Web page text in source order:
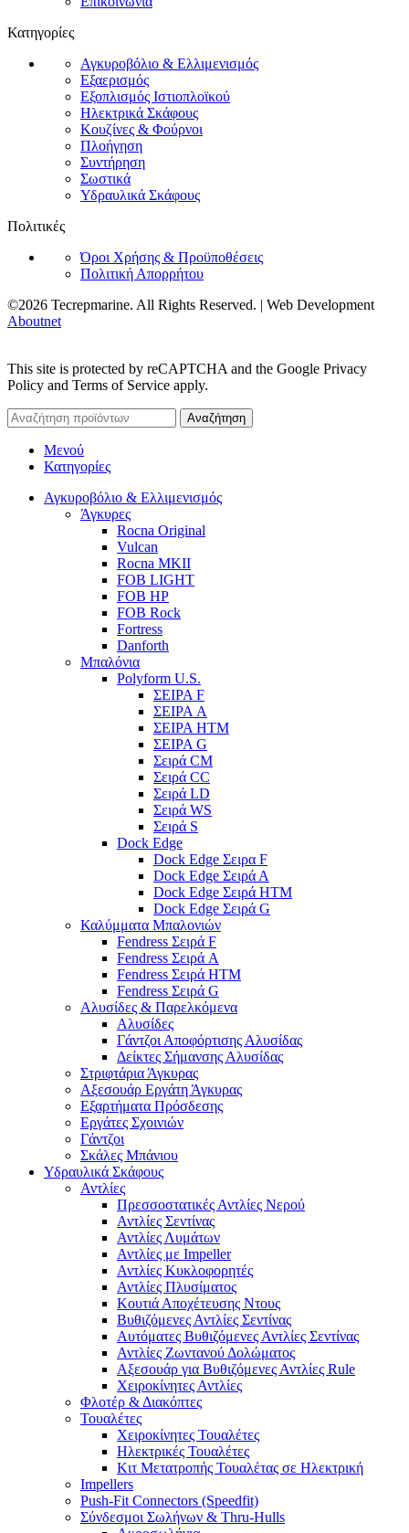
Κατηγορίες
Αγκυροβόλιο & Ελλιμενισμός
Εξαερισμός
Εξοπλισμός Ιστιοπλοϊκού
Ηλεκτρικά Σκάφους
Κουζίνες & Φούρνοι
Πλοήγηση
Συντήρηση
Σωστικά
Υδραυλικά Σκάφους
Πολιτικές
Όροι Χρήσης & Προϋποθέσεις
Πολιτική Απορρήτου
©2026 Tecrepmarine. All Rights Reserved. | Web Development
Aboutnet
This site is protected by reCAPTCHA and the Google Privacy
Policy and Terms of Service apply.
Αναζήτηση
Μενού
Κατηγορίες
Αγκυροβόλιο & Ελλιμενισμός
Άγκυρες
Rocna Original
Vulcan
Rocna MKII
FOB LIGHT
FOB HP
FOB Rock
Fortress
Danforth
Μπαλόνια
Polyform U.S.
ΣΕΙΡΑ F
ΣΕΙΡΑ A
ΣΕΙΡΑ HTM
ΣΕΙΡΑ G
Σειρά CM
Σειρά CC
Σειρά LD
Σειρά WS
Σειρά S
Dock Edge
Dock Edge Σειρα F
Dock Edge Σειρά Α
Dock Edge Σειρά HTM
Dock Edge Σειρά G
Καλύμματα Μπαλονιών
Fendress Σειρά F
Fendress Σειρά A
Fendress Σειρά HTM
Fendress Σειρά G
Αλυσίδες & Παρελκόμενα
Αλυσίδες
Γάντζοι Αποφόρτισης Αλυσίδας
Δείκτες Σήμανσης Αλυσίδας
Στριφτάρια Άγκυρας
Αξεσουάρ Εργάτη Άγκυρας
Εξαρτήματα Πρόσδεσης
Εργάτες Σχοινιών
Γάντζοι
Σκάλες Μπάνιου
Υδραυλικά Σκάφους
Αντλίες
Πρεσσοστατικές Αντλίες Νερού
Αντλίες Σεντίνας
Αντλίες Λυμάτων
Αντλίες με Impeller
Αντλίες Κυκλοφορητές
Αντλίες Πλυσίματος
Κουτιά Αποχέτευσης Ντους
Βυθιζόμενες Αντλίες Σεντίνας
Αυτόματες Βυθιζόμενες Αντλίες Σεντίνας
Αντλίες Ζωντανού Δολώματος
Αξεσουάρ για Βυθιζόμενες Αντλίες Rule
Χειροκίνητες Αντλίες
Φλοτέρ & Διακόπτες
Τουαλέτες
Χειροκίνητες Τουαλέτες
Ηλεκτρικές Τουαλέτες
Κιτ Μετατροπής Τουαλέτας σε Ηλεκτρική
Impellers
Push-Fit Connectors (Speedfit)
Σύνδεσμοι Σωλήνων & Thru-Hulls